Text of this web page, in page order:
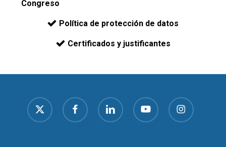
Congreso
Política de protección de datos
Certificados y justificantes
x-
twitter
facebook linkedin youtube instagram